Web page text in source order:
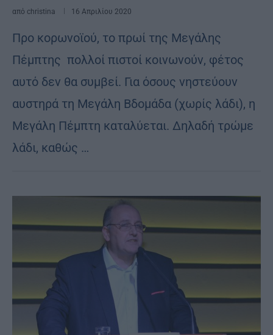
από christina 16 Απριλίου 2020
Προ κορωνοϊού, το πρωί της Μεγάλης
Πέμπτης πολλοί πιστοί κοινωνούν, φέτος
αυτό δεν θα συμβεί. Για όσους νηστεύουν
αυστηρά τη Μεγάλη Βδομάδα (χωρίς λάδι), η
Μεγάλη Πέμπτη καταλύεται. Δηλαδή τρώμε
λάδι, καθώς …